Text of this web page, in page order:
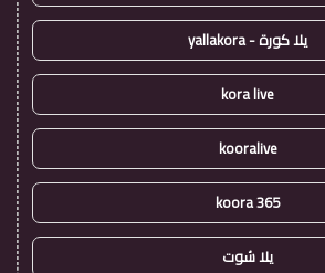
يلا كورة - yallakora
kora live
kooralive
koora 365
يلا شوت